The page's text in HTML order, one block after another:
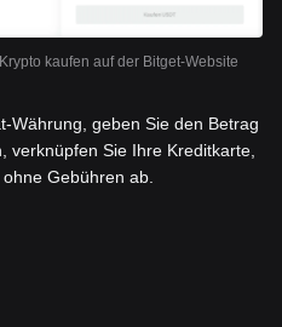
kaufen auf der Bitget-Website
Währung, geben Sie den Betrag
verknüpfen Sie Ihre Kreditkarte,
Gebühren ab.